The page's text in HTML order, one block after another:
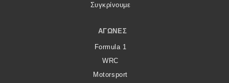
Συγκρίνουμε
ΑΓΏΝΕΣ
Formula 1
WRC
Motorsport